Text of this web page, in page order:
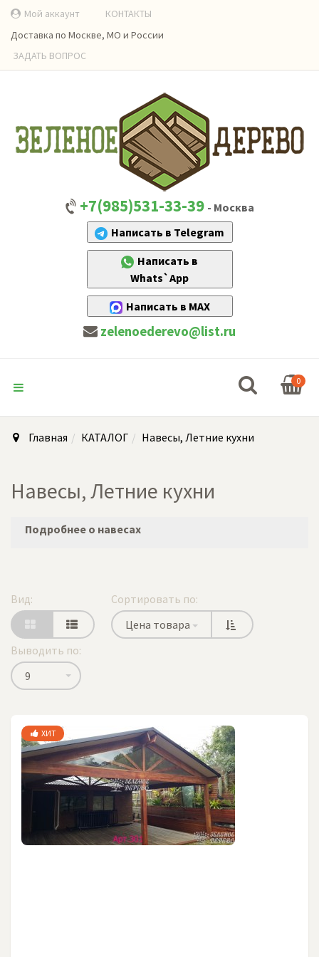
Мой аккаунт
КОНТАКТЫ
Доставка по Москве, МО и России
ЗАДАТЬ ВОПРОС
+7(985)531-33-39 - Москва
Написать в Telegram
Написать в
Whats`App
Написать в MAX
zelenoederevo@list.ru
0
Главная КАТАЛОГ Навесы, Летние кухни
Навесы, Летние кухни
Подробнее о навесах
Каждый дачный участок подразумевает наличие
собственного хозяйства, для которого требуются
как жилые, так и подсобные помещения. Но зачем
ограничивать себя стенами, тем более, когда на
улице стоит прекрасная погода? С другой стороны,
Вид:
Сортировать по:
Цена товара
Выводить по:
9
ХИТ